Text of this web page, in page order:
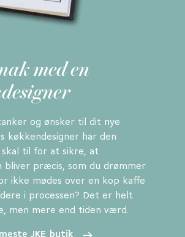
med en
og ønsker til dit nye
køkkendesigner har den
til for at sikre, at
bliver præcis, som du drømmer
ikke mødes over en kop kaffe
i processen? Det er helt
men mere end tiden værd.
JKE butik